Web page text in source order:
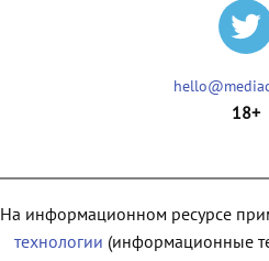
18+
На информационном ресурсе
технологии (информационные